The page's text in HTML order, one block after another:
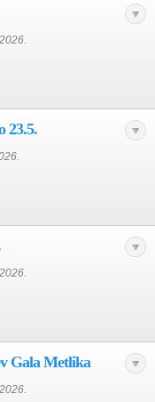
23.5.
Gala Metlika